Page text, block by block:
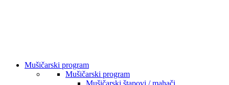
Mušičarski program
Mušičarski program